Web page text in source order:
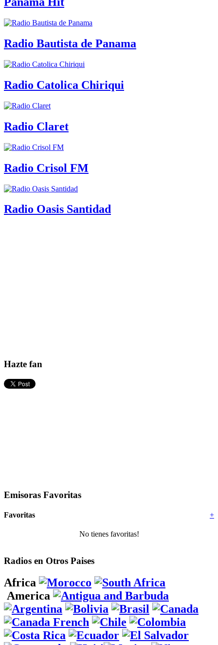
Radio Bautista de Panama
Radio Catolica Chiriqui
Radio Claret
Radio Crisol FM
Radio Oasis Santidad
Hazte fan
Emisoras Favoritas
+
Favoritas
No tienes favoritas!
Radios en Otros Paises
Africa
America